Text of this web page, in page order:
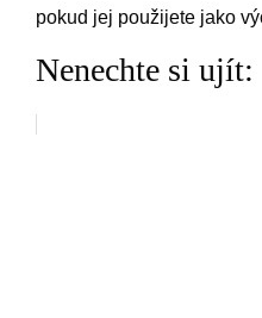
pokud jej použijete jako
Nenechte si ujít: